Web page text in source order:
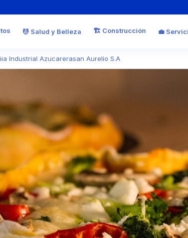
💆 Salud y Belleza 🏗️ Construcción 💼
Industrial Azucarerasan Aurelio S.A